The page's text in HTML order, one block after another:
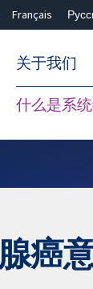
Français
关于我们
什么是系
癌